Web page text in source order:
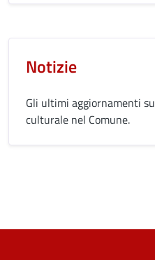
Notizie
Gli ultimi aggiornamenti
culturale nel Comune.